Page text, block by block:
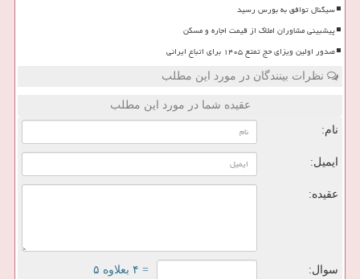
سیگنال توافق به بورس رسید
پیشبینی مشاوران املاک از قیمت اجاره و مسکن
صدور اولین ویزای حج تمتع ۱۴۰۵ برای اتباع ایرانی
نظرات بینندگان در مورد این مطلب
عقیده شما در مورد این مطلب
نام:
ایمیل:
عقیده:
سوال: = ۴ بعلاوه ۵